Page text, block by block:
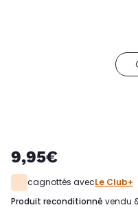
9,95€
cagnottés avecLe Club+
produit reconditionné vendu